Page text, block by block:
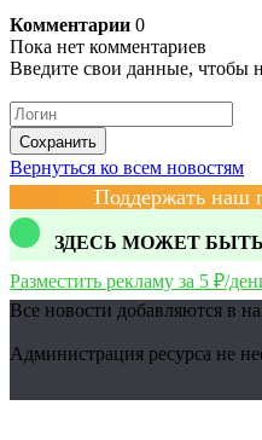
Комментарии 0
Пока нет комментариев
Введите свои данные, чтобы
Сохранить
Вернуться ко всем новостям
Поддержать наш
ЗДЕСЬ МОЖЕТ
Разместить рекламу за 5 ₽/
Все новости добавляются в
Администрация ресурса не